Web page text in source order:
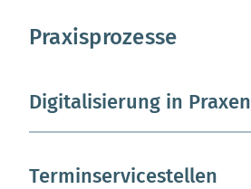
Praxisprozesse
Digitalisierung in Praxen
Terminservicestellen